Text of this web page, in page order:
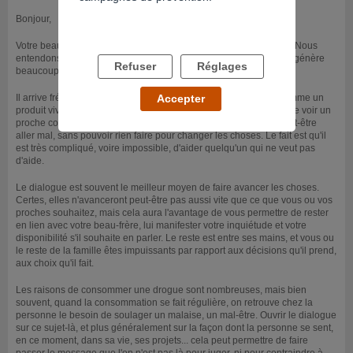
Bonjour,
Votre beau-frère fume et ne souhaite pas arrêter pour le moment. Nous
entendons que vous, sa famille, êtes au courant et cette situation génère
beaucoup de souffrance.
Il arrive fréquemment que l'entourage d'une personne qui consomme un
produit vive douloureusement la situation. En effet, il est difficile de voir un
proche consommer une drogue, être dépendant d'un produit, peut-être
aller mal, sans pouvoir rien faire pour changer les choses. Le fait est qu'il
est très compliqué, voire impossible, d'aider quelqu'un qui ne veut pas
d'aide.
Le dialogue est souvent le meilleur moyen de faire avancer les choses.
Certes, elles n'avanceront peut-être pas aussi vite que ce que vous ou vos
proches souhaitez, mais cela aura l'avantage de vous permettre de rester
en lien avec votre beau-frère, lui manifester votre inquiétude et votre
disponibilité s'il souhaite en parler. Le reste est entre ses mains, et vous ou
le reste de la famille êtes impuissants par rapport aux décisions qu'il prend,
aux choix qu'il fait.
Les raisons de consommer une drogue sont nombreuses, mais bien
souvent, quand la consommation se fait régulière, on retrouve chez la
personne le besoin de soulager un malaise, un mal-être. Ouvrir le dialogue
sur ce sujet-là, et plus généralement sur la façon dont la personne se sent,
en ce moment, dans sa vie, ses projets... cela peut permettre de faire
Refuser Réglages
Accepter